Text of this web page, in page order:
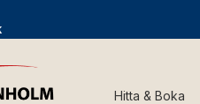
Hitta & Boka